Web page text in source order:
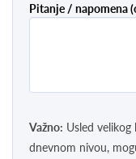
Pitanje / napomena
Važno: Usled
dnevnom nivou,